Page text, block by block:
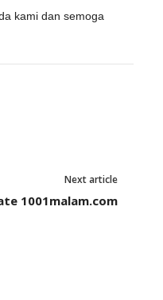
kami dan semoga
Next article
1001malam.com